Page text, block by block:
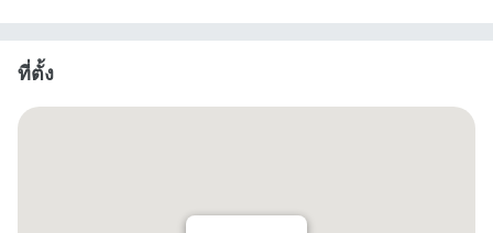
ที่ตั้ง